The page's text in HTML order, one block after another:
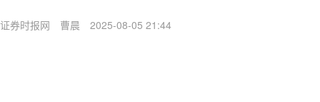
证券时报网 曹晨 2025-08-05 21:44